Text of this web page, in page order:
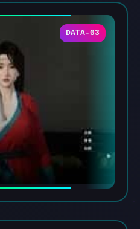
DATA-03